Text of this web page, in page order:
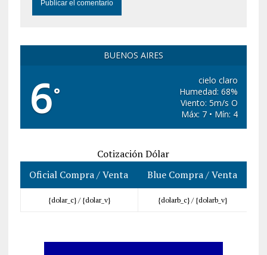
BUENOS AIRES
6°
cielo claro
Humedad: 68%
Viento: 5m/s O
Máx: 7 • Mín: 4
Cotización Dólar
Oficial Compra / Venta
Blue Compra / Venta
{dolar_c} / {dolar_v} {dolarb_c} / {dolarb_v}